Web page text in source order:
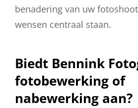
benadering van uw
wensen centraal staan.
Biedt Bennink
fotobewerking of
nabewerking aan?